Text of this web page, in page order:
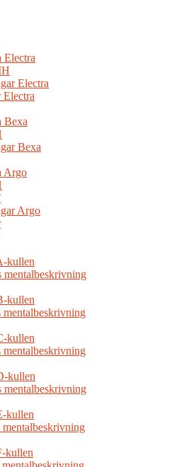
Electra
Electra
Bexa
Bexa
Argo
Argo
kullen
mentalbeskrivning
kullen
kullen
mentalbeskrivning
kullen
mentalbeskrivning
kullen
kullen